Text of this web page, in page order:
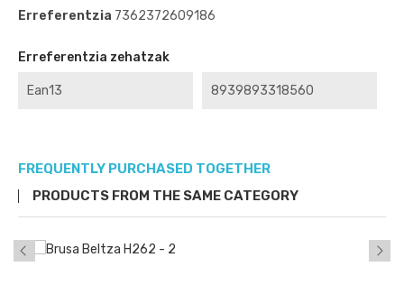
Erreferentzia 7362372609186
Erreferentzia zehatzak
Ean13 8939893318560
FREQUENTLY PURCHASED TOGETHER
PRODUCTS FROM THE SAME CATEGORY